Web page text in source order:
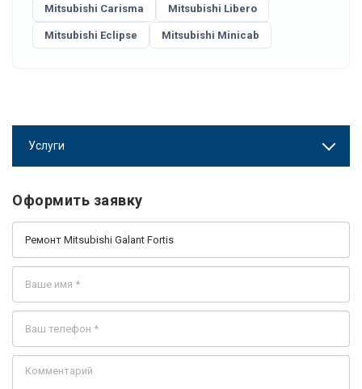
Mitsubishi Carisma Mitsubishi Libero
Mitsubishi Eclipse Mitsubishi Minicab
Услуги
Оформить заявку